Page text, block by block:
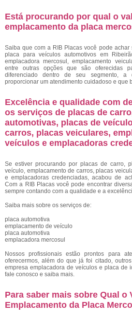
Está procurando por qual o
emplacamento da placa
Saiba que com a RIB Placas você pode
placa para veículos automotivos em
emplacadora mercosul, emplacamento
entre outras opções que são oferecidas
diferenciado dentro de seu segmento, a
proporcionar um atendimento cuidadoso e que
Excelência e qualidade com
os serviços de placas de
automotivas, placas de
carros, placas veiculares,
veículos e emplacadoras
Se estiver procurando por placas de carro,
veículo, emplacamento de carros, placas
e emplacadoras credenciadas, acabou de
Com a RIB Placas você pode encontrar
sempre contando com a qualidade e a
Saiba mais sobre os serviços de:
placa automotiva
emplacamento de veículo
placa automotiva
emplacadora mercosul
Nossos profissionais estão prontos para
oferecermos, além do que já foi citado,
empresa emplacadora de veículos e placa de
fale conosco e saiba mais.
Para saber mais sobre Qual o
Emplacamento da Placa